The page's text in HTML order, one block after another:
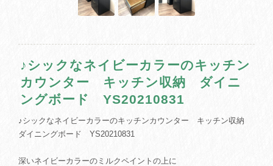
♪シックなネイビーカラーのキッチン
カウンター キッチン収納 ダイニ
ングボード YS20210831
♪シックなネイビーカラーのキッチンカウンター キッチン収納
ダイニングボード YS20210831
深いネイビーカラーのミルクペイントの上に